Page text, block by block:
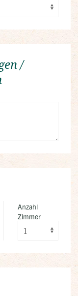
/
Anzahl
Zimmer